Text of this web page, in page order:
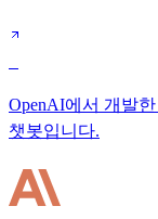
OpenAI에서 개발
챗봇입니다.